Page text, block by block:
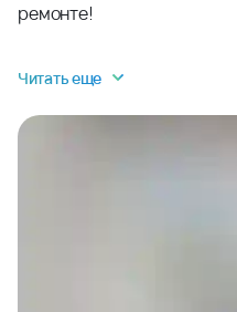
ремонте!
Читать еще